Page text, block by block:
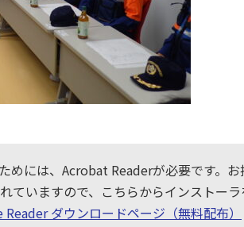
めには、Acrobat Readerが必要です。お
ていますので、こちらからインストーラ
Reader ダウンロードページ（無料配布）